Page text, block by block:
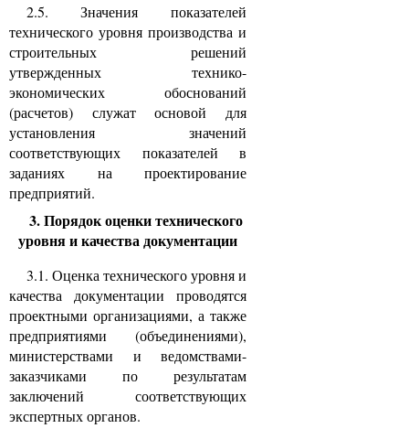
2.5. Значения показателей
технического уровня производства и
строительных решений
утвержденных технико-
экономических обоснований
(расчетов) служат основой для
установления значений
соответствующих показателей в
заданиях на проектирование
предприятий.
3. Порядок оценки технического
уровня и качества документации
3.1. Оценка технического уровня и
качества документации проводятся
проектными организациями, а также
предприятиями (объединениями),
министерствами и ведомствами-
заказчиками по результатам
заключений соответствующих
экспертных органов.